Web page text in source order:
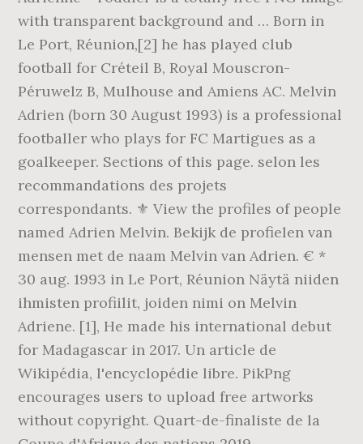
with transparent background and … Born in
Le Port, Réunion,[2] he has played club
football for Créteil B, Royal Mouscron-
Péruwelz B, Mulhouse and Amiens AC. Melvin
Adrien (born 30 August 1993) is a professional
footballer who plays for FC Martigues as a
goalkeeper. Sections of this page. selon les
recommandations des projets
correspondants. ⚜️ View the profiles of people
named Adrien Melvin. Bekijk de profielen van
mensen met de naam Melvin van Adrien. € *
30 aug. 1993 in Le Port, Réunion Näytä niiden
ihmisten profiilit, joiden nimi on Melvin
Adriene. [1], He made his international debut
for Madagascar in 2017. Un article de
Wikipédia, l'encyclopédie libre. PikPng
encourages users to upload free artworks
without copyright. Quart-de-finaliste de la